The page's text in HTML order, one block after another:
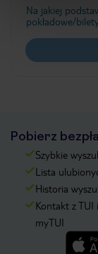
Na jakiej
pokładowe/
Pobierz
Szybkie
Lista
Historia
Kontakt z TUI
myTUI